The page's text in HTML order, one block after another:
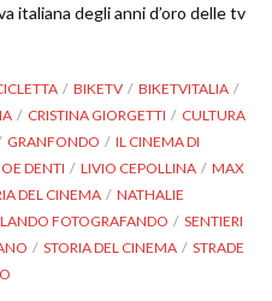
italiana degli anni d’oro delle tv
BIKETV
BIKETVITALIA
CRISTINA GIORGETTI
CULTURA
GRANFONDO
IL CINEMA DI
DENTI LIVIO CEPOLLINA
MAX
DEL CINEMA
NATHALIE
FOTOGRAFANDO
SENTIERI
STORIA DEL CINEMA
STRADE